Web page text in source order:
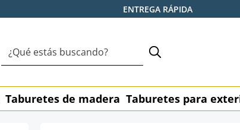
ENTREGA RÁPIDA
Taburetes de madera Taburetes para